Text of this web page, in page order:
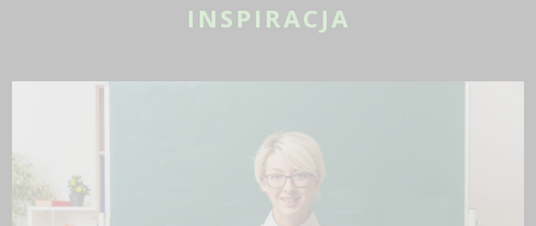
INSPIRACJA